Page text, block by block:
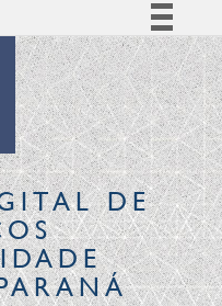
Simplifique!
Comunica BR
Participe
Acesso à informação
Legislação
CanaisDE